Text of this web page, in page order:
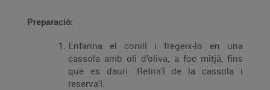
Preparació:
Enfarina el conill i fregeix-lo en una
cassola amb oli d’oliva, a foc mitjà, fins
que es dauri. Retira'l de la cassola i
reserva'l.